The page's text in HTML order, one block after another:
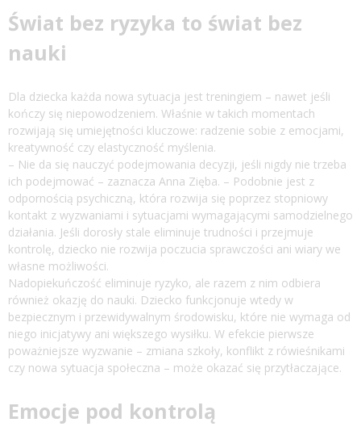
Świat bez ryzyka to świat bez
nauki
Dla dziecka każda nowa sytuacja jest treningiem – nawet jeśli
kończy się niepowodzeniem. Właśnie w takich momentach
rozwijają się umiejętności kluczowe: radzenie sobie z emocjami,
kreatywność czy elastyczność myślenia.
– Nie da się nauczyć podejmowania decyzji, jeśli nigdy nie trzeba
ich podejmować – zaznacza Anna Zięba. – Podobnie jest z
odpornością psychiczną, która rozwija się poprzez stopniowy
kontakt z wyzwaniami i sytuacjami wymagającymi samodzielnego
działania. Jeśli dorosły stale eliminuje trudności i przejmuje
kontrolę, dziecko nie rozwija poczucia sprawczości ani wiary we
własne możliwości.
Nadopiekuńczość eliminuje ryzyko, ale razem z nim odbiera
również okazję do nauki. Dziecko funkcjonuje wtedy w
bezpiecznym i przewidywalnym środowisku, które nie wymaga od
niego inicjatywy ani większego wysiłku. W efekcie pierwsze
poważniejsze wyzwanie – zmiana szkoły, konflikt z rówieśnikami
czy nowa sytuacja społeczna – może okazać się przytłaczające.
Emocje pod kontrolą